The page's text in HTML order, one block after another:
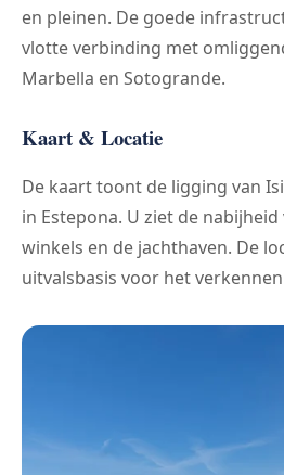
en pleinen. De goede
vlotte verbinding met
Marbella en Sotogrande.
Kaart & Locatie
De kaart toont de ligging van
in Estepona. U ziet de
winkels en de jachthaven. De
uitvalsbasis voor het